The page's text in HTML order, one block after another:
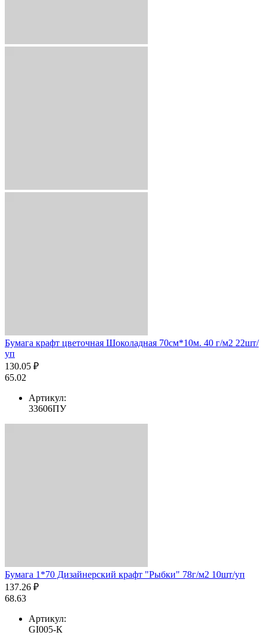
Бумага крафт цветочная Шоколадная 70см*10м. 40 г/м2 22шт/
уп
130.05 ₽
65.02
Артикул:
33606ПУ
Бумага 1*70 Дизайнерский крафт "Рыбки" 78г/м2 10шт/уп
137.26 ₽
68.63
Артикул:
GI005-К